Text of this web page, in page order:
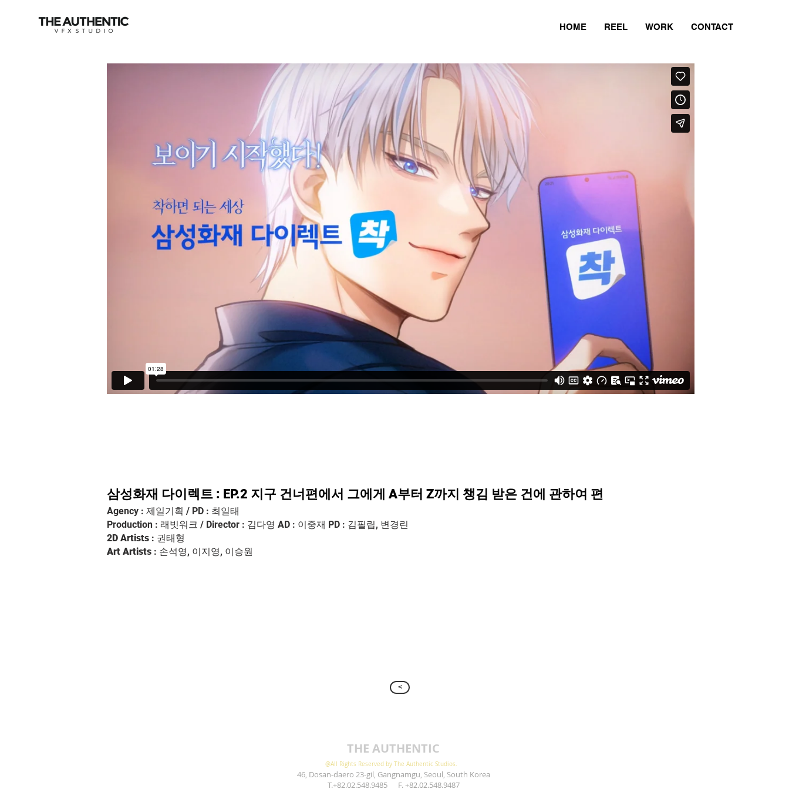
HOME REEL WORK CONTACT
삼성화재 다이렉트 : EP.2 지구 건너편에서 그에게 A부터 Z까지 챙김 받은 건에 관하여 편
Agency : 제일기획 / PD : 최일태
Production : 래빗워크 / Director : 김다영 AD : 이중재 PD : 김필립, 변경린
2D Artists : 권태형
Art Artists : 손석영, 이지영, 이승원
>
THE AUTHENTIC
@All Rights Reserved by The Authentic Studios.
46, Dosan-daero 23-gil, Gangnamgu, Seoul, South Korea
T.+82.02.548.9485 F. +82.02.548.9487